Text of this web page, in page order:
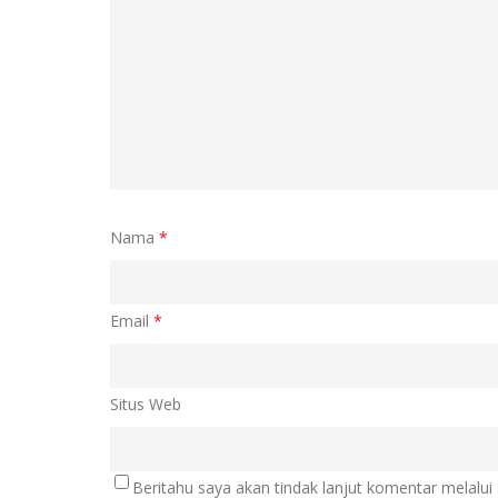
Nama *
Email *
Situs Web
Beritahu saya akan tindak lanjut komentar melalui